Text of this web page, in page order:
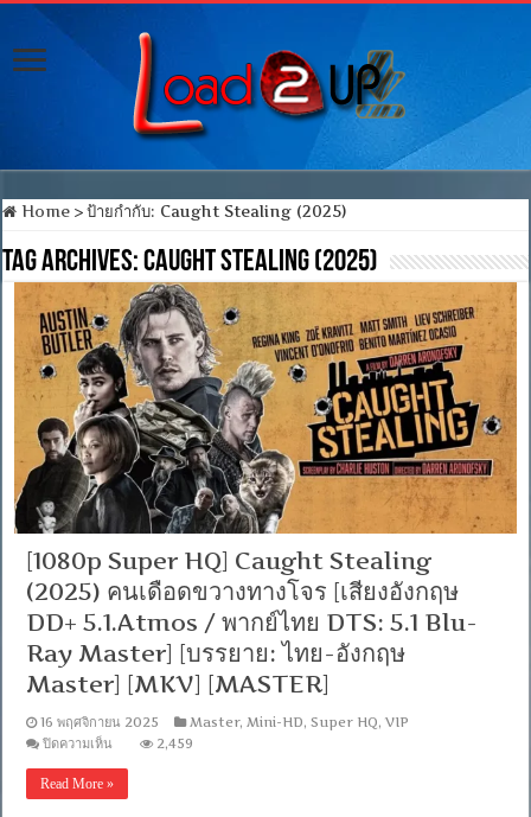
Home > ป้ายกำกับ: Caught Stealing (2025)
Tag Archives:Caught Stealing (2025)
[1080p Super HQ] Caught Stealing
(2025) คนเดือดขวางทางโจร [เสียงอังกฤษ
DD+ 5.1.Atmos / พากย์ไทย DTS: 5.1 Blu-
Ray Master] [บรรยาย: ไทย-อังกฤษ
Master] [MKV] [MASTER]
16 พฤศจิกายน 2025 Master, Mini-HD,Super HQ,VIP
ปิดความเห็น
HQ]
2,459
Read More »